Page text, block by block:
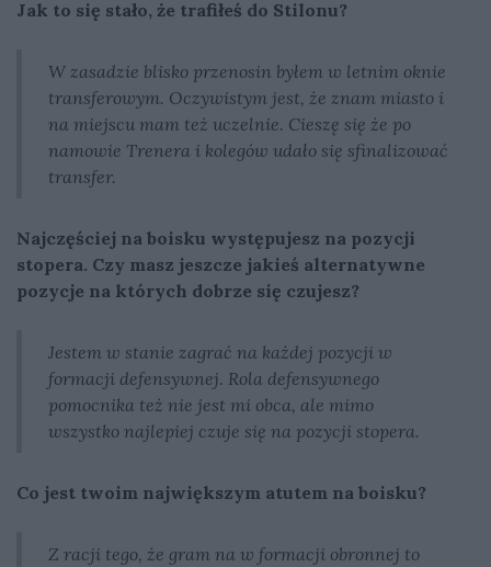
Jak to się stało, że trafiłeś do Stilonu?
W zasadzie blisko przenosin byłem w letnim oknie
transferowym. Oczywistym jest, że znam miasto i
na miejscu mam też uczelnie. Cieszę się że po
namowie Trenera i kolegów udało się sfinalizować
transfer.
Najczęściej na boisku występujesz na pozycji
stopera. Czy masz jeszcze jakieś alternatywne
pozycje na których dobrze się czujesz?
Jestem w stanie zagrać na każdej pozycji w
formacji defensywnej. Rola defensywnego
pomocnika też nie jest mi obca, ale mimo
wszystko najlepiej czuje się na pozycji stopera.
Co jest twoim największym atutem na boisku?
Z racji tego, że gram na w formacji obronnej to